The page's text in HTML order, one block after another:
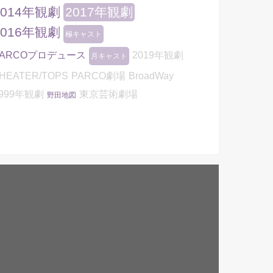
年観劇 2017年観劇
年観劇
極キャスト
プロデュース 月キャスト
2019年観劇
TOPS PARCO劇場 BroadWay
年観劇
野田地図 東京芸術劇場